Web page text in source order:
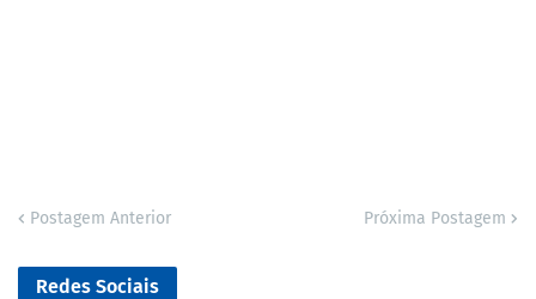
Postagem Anterior Próxima Postagem
Redes Sociais